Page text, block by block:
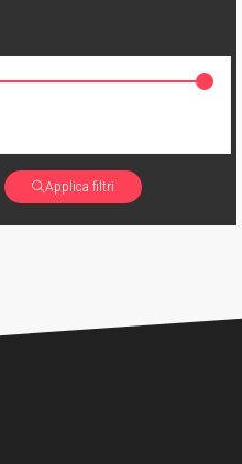
Applica filtri